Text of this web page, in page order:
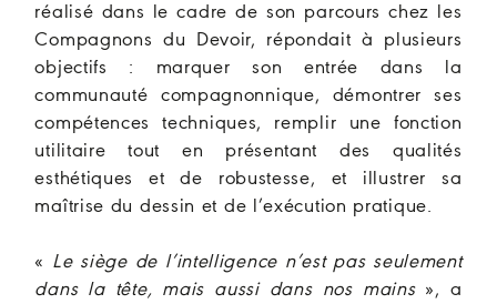
réalisé dans le cadre de son parcours chez les
Compagnons du Devoir, répondait à plusieurs
objectifs : marquer son entrée dans la
communauté compagnonnique, démontrer ses
compétences techniques, remplir une fonction
utilitaire tout en présentant des qualités
esthétiques et de robustesse, et illustrer sa
maîtrise du dessin et de l’exécution pratique.
« Le siège de l’intelligence n’est pas seulement
dans la tête, mais aussi dans nos mains», a